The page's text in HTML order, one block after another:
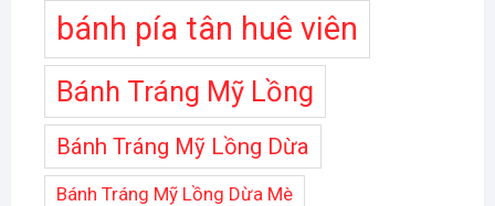
bánh pía tân huê viên
Bánh Tráng Mỹ Lồng
Bánh Tráng Mỹ Lồng Dừa
Bánh Tráng Mỹ Lồng Dừa Mè